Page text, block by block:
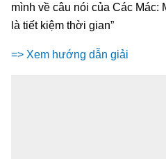
mình về câu nói của Các Mác:
là tiết kiệm thời gian”
=> Xem hướng dẫn giải